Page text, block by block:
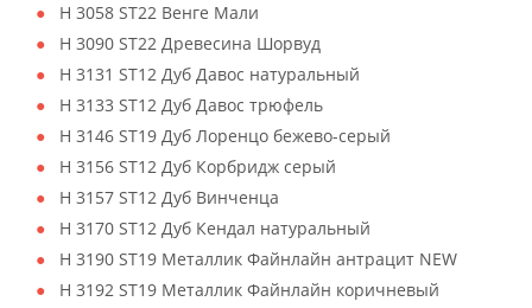
H 3058 ST22 Венге Мали
H 3090 ST22 Древесина Шорвуд
H 3131 ST12 Дуб Давос натуральный
H 3133 ST12 Дуб Давос трюфель
H 3146 ST19 Дуб Лоренцо бежево-серый
H 3156 ST12 Дуб Корбридж серый
H 3157 ST12 Дуб Винченца
H 3170 ST12 Дуб Кендал натуральный
H 3190 ST19 Металлик Файнлайн антрацит NEW
H 3192 ST19 Металлик Файнлайн коричневый